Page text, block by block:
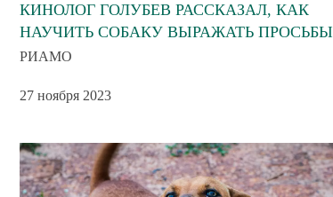
КИНОЛОГ ГОЛУБЕВ РАССКАЗАЛ, КАК
НАУЧИТЬ СОБАКУ ВЫРАЖАТЬ ПРОСЬБЫ
РИАМО
27 ноября 2023